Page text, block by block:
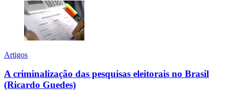
Artigos
A criminalização das pesquisas eleitorais no Brasil
(Ricardo Guedes)